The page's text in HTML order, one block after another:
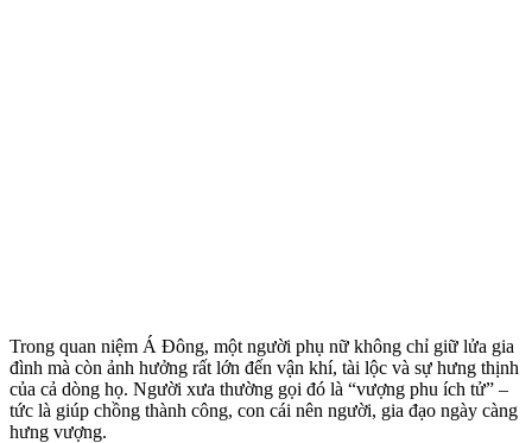
Trong quan niệm Á Đông, một người phụ nữ không chỉ giữ lửa gia
đình mà còn ảnh hưởng rất lớn đến vận khí, tài lộc và sự hưng thịnh
của cả dòng họ. Người xưa thường gọi đó là “vượng phu ích tử” –
tức là giúp chồng thành công, con cái nên người, gia đạo ngày càng
hưng vượng.